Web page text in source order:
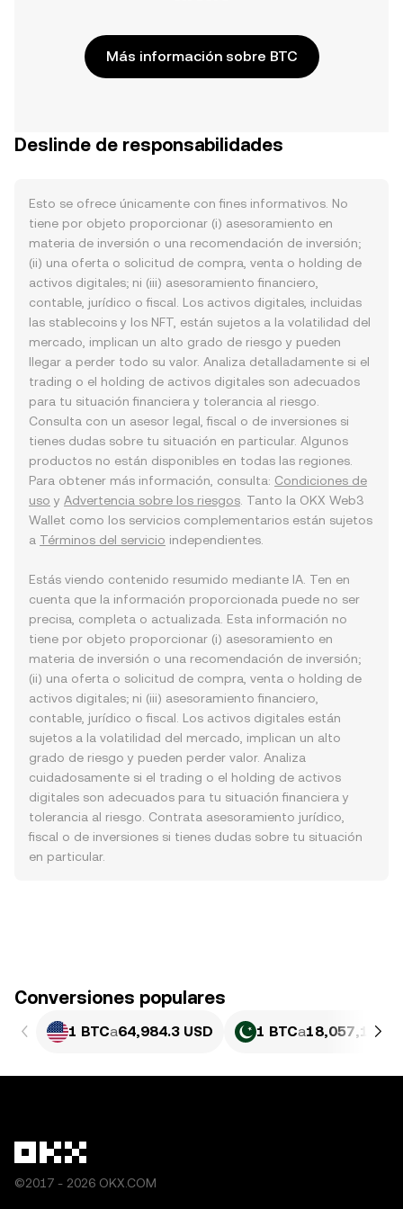
Más información sobre BTC
Deslinde de responsabilidades
Esto se ofrece únicamente con fines informativos. No
tiene por objeto proporcionar (i) asesoramiento en
materia de inversión o una recomendación de inversión;
(ii) una oferta o solicitud de compra, venta o holding de
activos digitales; ni (iii) asesoramiento financiero,
contable, jurídico o fiscal. Los activos digitales, incluidas
las stablecoins y los NFT, están sujetos a la volatilidad del
mercado, implican un alto grado de riesgo y pueden
llegar a perder todo su valor. Analiza detalladamente si el
trading o el holding de activos digitales son adecuados
para tu situación financiera y tolerancia al riesgo.
Consulta con un asesor legal, fiscal o de inversiones si
tienes dudas sobre tu situación en particular. Algunos
productos no están disponibles en todas las regiones.
Para obtener más información, consulta: Condiciones de
uso y Advertencia sobre los riesgos . Tanto la OKX Web3
Wallet como los servicios complementarios están sujetos
a Términos del servicio independientes.
Estás viendo contenido resumido mediante IA. Ten en
cuenta que la información proporcionada puede no ser
precisa, completa o actualizada. Esta información no
tiene por objeto proporcionar (i) asesoramiento en
materia de inversión o una recomendación de inversión;
(ii) una oferta o solicitud de compra, venta o holding de
activos digitales; ni (iii) asesoramiento financiero,
contable, jurídico o fiscal. Los activos digitales están
sujetos a la volatilidad del mercado, implican un alto
grado de riesgo y pueden perder valor. Analiza
cuidadosamente si el trading o el holding de activos
digitales son adecuados para tu situación financiera y
tolerancia al riesgo. Contrata asesoramiento jurídico,
fiscal o de inversiones si tienes dudas sobre tu situación
en particular.
Conversiones populares
1 BTCa64,984.3 USD 1 BTCa
©2017 - 2026 OKX.COM